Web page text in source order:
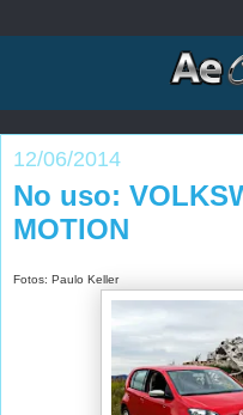
12/06/2014
No uso:
MOTION
Fotos: Paulo Keller